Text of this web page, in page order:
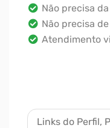
Não precisa
Não precisa
Atendimento